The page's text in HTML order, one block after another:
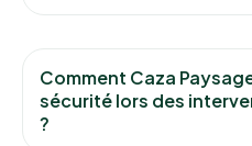
Comment Caza
sécurité lors des
?